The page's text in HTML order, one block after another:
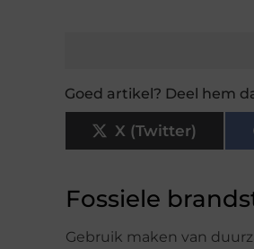
Goed artikel? Deel hem
X (Twitter)
Fossiele
Gebruik maken van